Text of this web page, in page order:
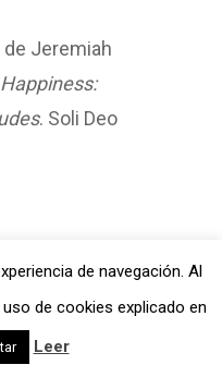
de Jeremiah
. Soli Deo
Cristianos
Lisi Clark
de navegación. Al
de cookies explicado en
Leer